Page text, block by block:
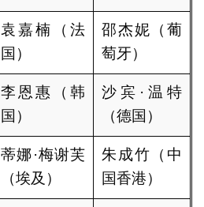
袁嘉楠（法
国）
邵杰妮（葡
萄牙）
李恩惠（韩
国）
沙宾·温特
（德国）
蒂娜·梅谢芙
（埃及）
朱成竹（中
国香港）